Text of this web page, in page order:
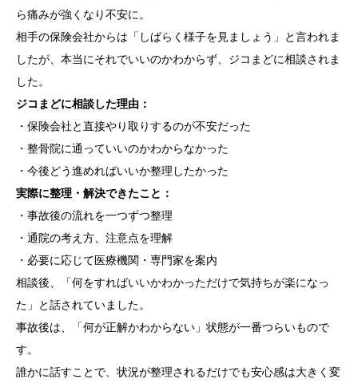
ら痛みが強くなり不安に。
相手の保険会社からは「しばらく様子を見ましょう」と言われま
したが、本当にそれでいいのかわからず、ジコまどに相談されま
した。
ジコまどに相談した理由：
・保険会社と直接やり取りするのが不安だった
・整骨院に通っていいのかわからなかった
・今後どう進めればいいか整理したかった
実際に整理・解決できたこと：
・事故後の流れを一つずつ整理
・通院の考え方、注意点を理解
・必要に応じて医療機関・専門家を案内
相談後、「何をすればいいかわかっただけで気持ちが楽になっ
た」と話されていました。
事故後は、「何が正解かわからない」状態が一番つらいもので
す。
誰かに話すことで、状況が整理されるだけでも安心感は大きく変